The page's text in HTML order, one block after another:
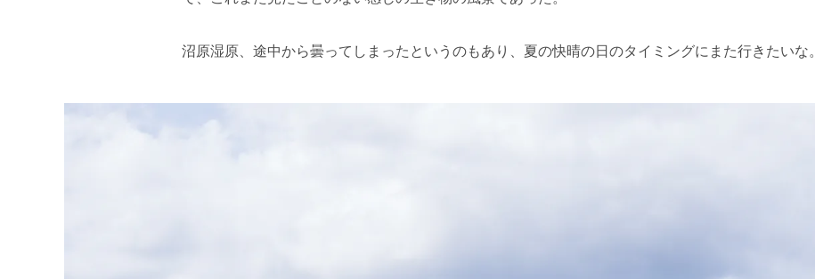
沼原湿原、途中から曇ってしまったというのもあり、夏の快晴の日のタイミングにまた行きたいな。